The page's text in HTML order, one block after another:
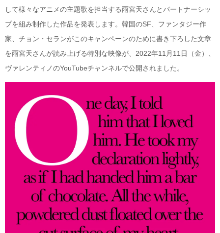
して様々なアニメの主題歌を担当する雨宮天さんとパートナーシッ
プを組み制作した作品を発表します。韓国のSF、ファンタジー作
家、チョン・セランがこのキャンペーンのために書き下ろした文章
を雨宮天さんが読み上げる特別な映像が、2022年11月11日（金）、
ヴァレンティノのYouTubeチャンネルで公開されました。